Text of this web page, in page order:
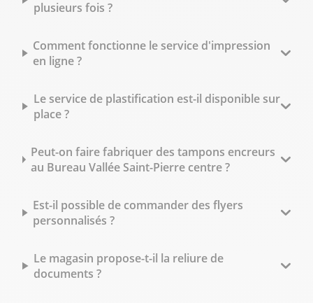
plusieurs fois ?
Comment fonctionne le service d'impression
en ligne ?
Le service de plastification est-il disponible sur
place ?
Peut-on faire fabriquer des tampons encreurs
au Bureau Vallée Saint-Pierre centre ?
Est-il possible de commander des flyers
personnalisés ?
Le magasin propose-t-il la reliure de
documents ?